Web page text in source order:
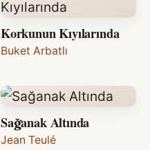
Korkunun Kıyılarında
Buket Arbatlı
Sağanak Altında
Jean Teulé